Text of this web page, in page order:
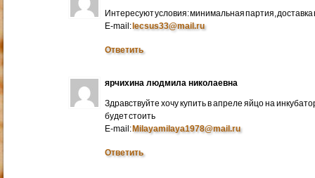
Интересуют условия: минимальная партия, доставка
E-mail:lecsus33@mail.ru
Ответить
ярчихина людмила николаевна
Здравствуйте хочу купить в апреле яйцо на
будет стоить
E-mail:Milayamilaya1978@mail.ru
Ответить